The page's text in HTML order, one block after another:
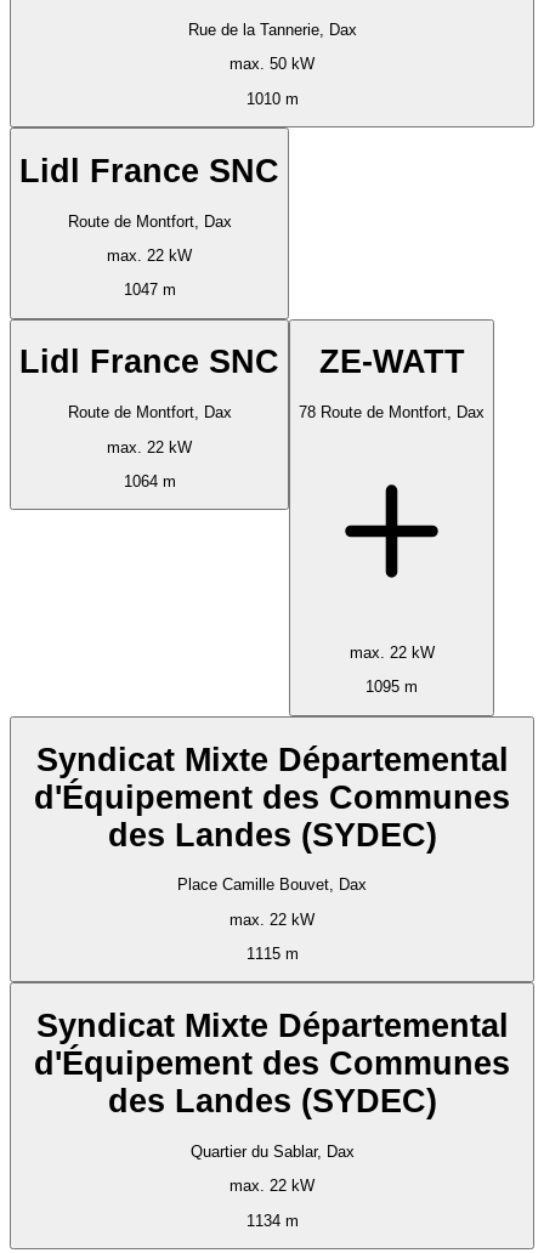
Rue de la Tannerie, Dax
max. 50 kW
1010 m
Lidl France SNC
Route de Montfort, Dax
max. 22 kW
1047 m
Lidl France SNC
Route de Montfort, Dax
max. 22 kW
1064 m
ZE-WATT
78 Route de Montfort, Dax
max. 22 kW
1095 m
Syndicat Mixte Départemental
d'Équipement des Communes
des Landes (SYDEC)
Place Camille Bouvet, Dax
max. 22 kW
1115 m
Syndicat Mixte Départemental
d'Équipement des Communes
des Landes (SYDEC)
Quartier du Sablar, Dax
max. 22 kW
1134 m